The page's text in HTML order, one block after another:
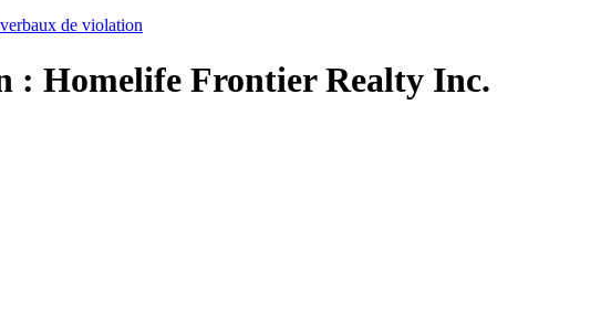
de violation
: Homelife Frontier Realty Inc.